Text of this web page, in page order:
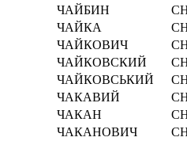
ЧАЙБИН
ЧАЙКА
ЧАЙКОВИЧ
ЧАЙКОВСКИЙ
ЧАЙКОВСЬКИЙ
ЧАКАВИЙ
ЧАКАН
ЧАКАНОВИЧ